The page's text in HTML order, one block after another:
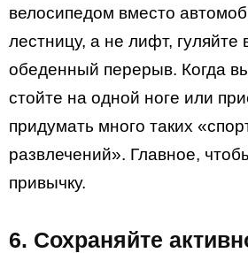
велосипедом вместо
лестницу, а не лифт, гуляйте
обеденный перерыв. Когда
стойте на одной ноге или
придумать много таких
развлечений». Главное,
привычку.
6. Сохраняйте